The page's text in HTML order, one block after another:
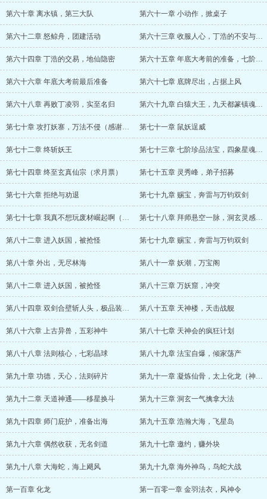
第六十章 离水镇，第三大队 第六十一章 小动作，掀桌子
第六十二章 怒鲸舟，团建活动 第六十三章 收服人心，丁浩的不安与求助
第六十四章 丁浩的交易，地仙隐密 第六十五章 年底大考前的准备，七阶法宝天音钟
第六十六章 年底大考前最后准备 第六十七章 底牌尽出，占据上风
第六十八章 再败丁凌羽，实至名归 第六十九章 白猿大王，九天都篆镇魂符诏
第七十章 攻打妖寨，万法不侵（感谢云中射候的盟主加更） 第七十一章 鼠妖逞威
第七十二章 终斩妖王 第七十三章 七阶珍品法宝，四象星魂幡（求月票）
第七十四章 终至玄真仙宗（求月票） 第七十五章 灵秀峰，弟子招募
第七十六章 拒绝与劝退 第七十九章 赐宝，奔雷与万钧双剑
第七十七章 我真不想玩废材崛起啊（求月票） 第七十八章 拜师悬空一脉，洞玄灵感真经（精妙）
第八十二章 进入妖国，被抢怪 第七十九章 赐宝，奔雷与万钧双剑
第八十章 外出，无尽林海 第八十一章 妖潮，万宝阁
第八十二章 进入妖国，被抢怪 第八十三章 万妖窟，冲突
第八十四章 双剑合壁斩人头，极品装备仙灵石 第八十五章 天神楼，天击战舰
第八十六章 上古异兽，五彩神牛 第八十七章 天神会的疯狂计划
第八十八章 法则核心，七彩晶球 第八十九章 法宝自爆，倾家荡产
第九十章 功德，天心，法则碎片 第九十一章 凝炼仙骨，太上化龙（神话）
第九十二章 天道神通——移星换斗 第九十三章 洞玄一气擒拿大法
第九十四章 师门庇护，准备出海 第九十五章 浩瀚大海，飞星岛
第九十六章 偶然收获，无名剑道 第九十七章 邀约，赚外块
第九十八章 大海蛇，海上飓风 第九十九章 海外神鸟，鸟蛇大战
第一百章 化龙 第一百零一章 金羽法衣，风神令